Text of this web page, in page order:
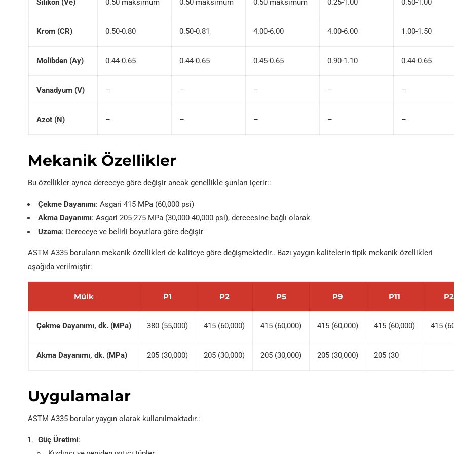
Krom (CR) 0.50-0.80 0.50-0.81 4.00-6.00 4.00-6.00 1.00-1.50
Molibden (Ay) 0.44-0.65 0.44-0.65 0.45-0.65 0.90-1.10 0.44-0.65
Vanadyum (V) – – – – –
Azot (N) – – – – –
Mekanik Özellikler
Bu özellikler ayrıca dereceye göre değişir ancak genellikle şunları içerir::
Çekme Dayanımı: Asgari 415 MPa (60,000 psi)
Akma Dayanımı: Asgari 205-275 MPa (30,000-40,000 psi), derecesine bağlı olarak
Uzama: Dereceye ve belirli boyutlara göre değişir
ASTM A335 boruların mekanik özellikleri de kaliteye göre değişmektedir.. Bazı yaygın kalitelerin tipik mekanik özellikleri
aşağıda verilmiştir:
Mülk P1 P2 P5 P9 P11
Çekme Dayanımı, dk. (MPa) 380 (55,000) 415 (60,000) 415 (60,000) 415 (60,000) 415 (60,000) 415
Akma Dayanımı, dk. (MPa) 205 (30,000) 205 (30,000) 205 (30,000) 205 (30,000) 205 (30
Uygulamalar
ASTM A335 borular yaygın olarak kullanılmaktadır.:
Güç Üretimi: